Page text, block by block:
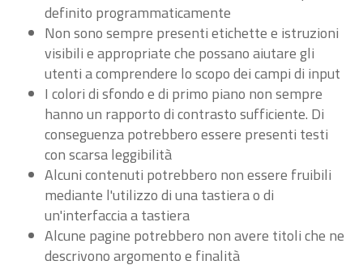
definito programmaticamente
Non sono sempre presenti etichette e istruzioni
visibili e appropriate che possano aiutare gli
utenti a comprendere lo scopo dei campi di input
I colori di sfondo e di primo piano non sempre
hanno un rapporto di contrasto sufficiente. Di
conseguenza potrebbero essere presenti testi
con scarsa leggibilità
Alcuni contenuti potrebbero non essere fruibili
mediante l'utilizzo di una tastiera o di
un'interfaccia a tastiera
Alcune pagine potrebbero non avere titoli che ne
descrivono argomento e finalità